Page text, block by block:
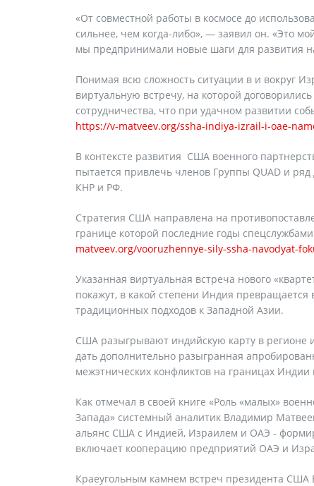
«От совместной работы в космосе до
сильнее, чем когда-либо», — заявил он. «Это
мы предпринимали новые шаги для развития
Понимая всю сложность ситуации в и вокруг
виртуальную встречу, на которой
сотрудничества, что при удачном развитии
https://v-matveev.org/ssha-indiya-izrail-i-oae-
В контексте развития США военного
пытается привлечь членов Группы QUAD и
КНР и РФ.
Стратегия США направлена на
границе которой последние годы
matveev.org/vooruzhennye-sily-ssha-navodyat-
Указанная виртуальная встреча нового
покажут, в какой степени Индия превращается
традиционных подходов к Западной Азии.
США разыгрывают индийскую карту в
дать дополнительно разыгранная
межэтнических конфликтов на границах Индии
Как отмечал в своей книге «Роль «малых»
Запада» системный аналитик Владимир
альянс США с Индией, Израилем и ОАЭ -
включает кооперацию предприятий ОАЭ и
Краеугольным камнем встреч президента США